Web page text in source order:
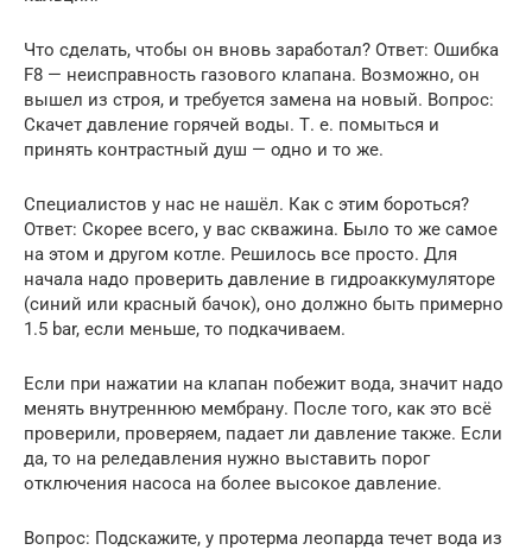
Что сделать, чтобы он вновь заработал? Ответ: Ошибка
F8 — неисправность газового клапана. Возможно, он
вышел из строя, и требуется замена на новый. Вопрос:
Скачет давление горячей воды. Т. е. помыться и
принять контрастный душ — одно и то же.
Специалистов у нас не нашёл. Как с этим бороться?
Ответ: Скорее всего, у вас скважина. Было то же самое
на этом и другом котле. Решилось все просто. Для
начала надо проверить давление в гидроаккумуляторе
(синий или красный бачок), оно должно быть примерно
1.5 bar, если меньше, то подкачиваем.
Если при нажатии на клапан побежит вода, значит надо
менять внутреннюю мембрану. После того, как это всё
проверили, проверяем, падает ли давление также. Если
да, то на реледавления нужно выставить порог
отключения насоса на более высокое давление.
Вопрос: Подскажите, у протерма леопарда течет вода из